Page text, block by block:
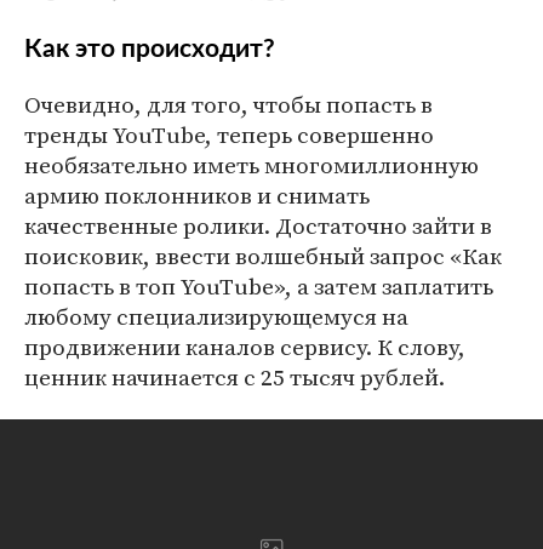
Как это происходит?
Очевидно, для того, чтобы попасть в
тренды YouTube, теперь совершенно
необязательно иметь многомиллионную
армию поклонников и снимать
качественные ролики. Достаточно зайти в
поисковик, ввести волшебный запрос «Как
попасть в топ YouTube», а затем заплатить
любому специализирующемуся на
продвижении каналов сервису. К слову,
ценник начинается с 25 тысяч рублей.